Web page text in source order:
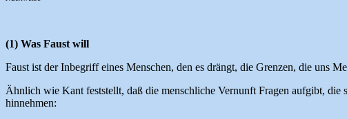
(1) Was Faust will
Faust ist der Inbegriff eines Menschen, den es drängt, die Grenzen, die uns
Ähnlich wie Kant feststellt, daß die menschliche Vernunft Fragen aufgibt,
hinnehmen: